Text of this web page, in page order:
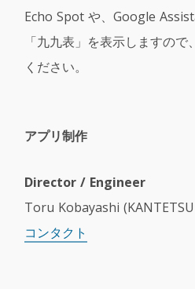
Echo Spot や、Google
「九九表」を表示しますの
ください。
アプリ制作
Director / Engineer
Toru Kobayashi (KANTETSU
コンタクト